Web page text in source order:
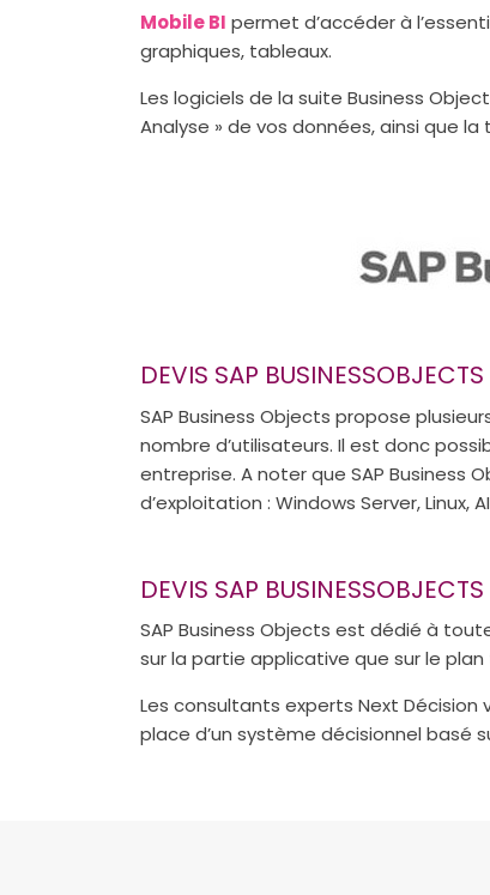
Mobile BI permet d’accéder à
graphiques, tableaux.
Les logiciels de la suite Business
Analyse » de vos données, ainsi que la
DEVIS SAP
SAP Business Objects propose
nombre d’utilisateurs. Il est donc
entreprise. A noter que SAP Business
d’exploitation : Windows Server, Linux,
DEVIS SAP
SAP Business Objects est dédié à
sur la partie applicative que sur le plan
Les consultants experts Next
place d’un système décisionnel basé